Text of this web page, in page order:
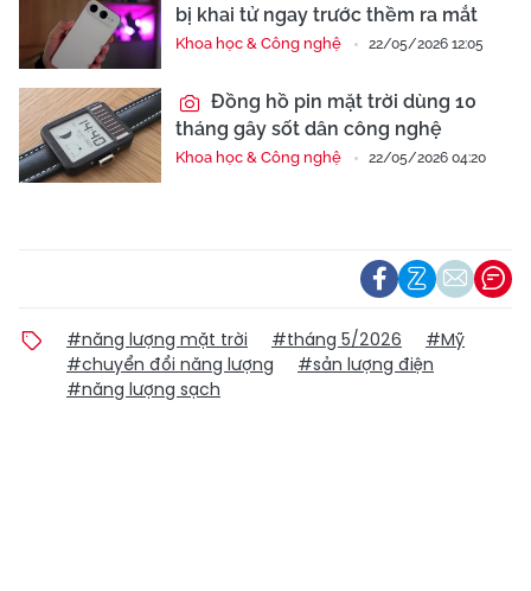
bị khai tử ngay trước thềm ra mắt
Khoa học & Công nghệ 22/05/2026 12:05
Đồng hồ pin mặt trời dùng 10
tháng gây sốt dân công nghệ
Khoa học & Công nghệ 22/05/2026 04:20
#năng lượng mặt trời #tháng 5/2026
#Mỹ
#chuyển đổi năng lượng
#sản lượng điện
#năng lượng sạch